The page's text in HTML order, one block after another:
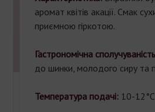
аромат квітів акації. Смак
приємною гіркотою.
Гастрономічна
до шинки, молодого сиру та
Температура подачі: 10-